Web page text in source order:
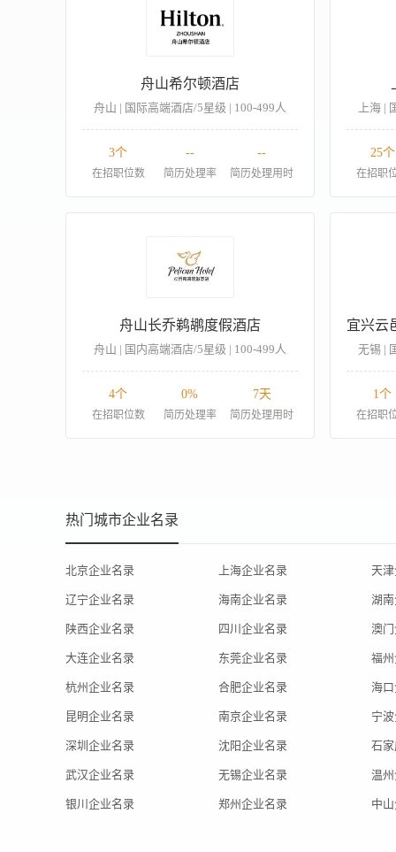
舟山希尔顿酒店
舟山 | 国际高端酒店/5星级 | 100-499人
3个
在招职位数
--
简历处理率
--
简历处理用时
上海 |
25个
在招职
舟山长乔鹈鹕度假酒店
舟山 | 国内高端酒店/5星级 | 100-499人
4个
在招职位数
0%
简历处理率
7天
简历处理用时
无锡 |
1个
在招职
热门城市企业名录
北京企业名录 上海企业名录 天
辽宁企业名录 海南企业名录 湖
陕西企业名录 四川企业名录 澳
大连企业名录 东莞企业名录 福
杭州企业名录 合肥企业名录 海
昆明企业名录 南京企业名录 宁
深圳企业名录 沈阳企业名录 石
武汉企业名录 无锡企业名录 温
银川企业名录 郑州企业名录 中